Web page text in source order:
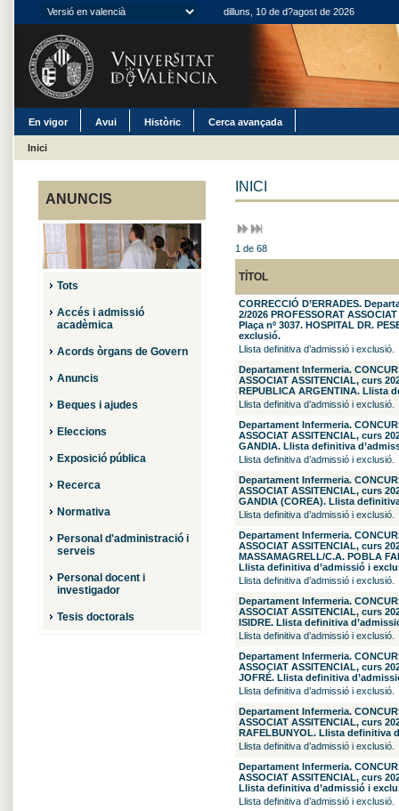
dilluns, 10 de d?agost de 2026
En vigor Avui Històric Cerca avançada
Inici
ANUNCIS
Tots
Accés i admissió
acadèmica
Acords òrgans de Govern
Anuncis
Beques i ajudes
Eleccions
Exposició pública
Recerca
Normativa
Personal d'administració i
serveis
Personal docent i
investigador
Tesis doctorals
INICI
1 de 68
TÍTOL
CORRECCIÓ D’ERRADES.
2/2026 PROFESSORAT
Plaça nº 3037. HOSPITAL DR.
exclusió.
Llista definitiva d’admissió i exclusió.
Departament Infermeria.
ASSOCIAT ASSITENCIAL, curs
REPUBLICA ARGENTINA. Llista
Llista definitiva d’admissió i exclusió.
Departament Infermeria.
ASSOCIAT ASSITENCIAL, curs
GANDIA. Llista definitiva
Llista definitiva d’admissió i exclusió.
Departament Infermeria.
ASSOCIAT ASSITENCIAL, curs
GANDIA (COREA). Llista
Llista definitiva d’admissió i exclusió.
Departament Infermeria.
ASSOCIAT ASSITENCIAL, curs
MASSAMAGRELL/C.A. POBLA
Llista definitiva d’admissió i
Llista definitiva d’admissió i exclusió.
Departament Infermeria.
ASSOCIAT ASSITENCIAL, curs
ISIDRE. Llista definitiva
Llista definitiva d’admissió i exclusió.
Departament Infermeria.
ASSOCIAT ASSITENCIAL, curs
JOFRÉ. Llista definitiva
Llista definitiva d’admissió i exclusió.
Departament Infermeria.
ASSOCIAT ASSITENCIAL, curs
RAFELBUNYOL. Llista definitiva
Llista definitiva d’admissió i exclusió.
Departament Infermeria.
ASSOCIAT ASSITENCIAL, curs
Llista definitiva d’admissió i
Llista definitiva d’admissió i exclusió.